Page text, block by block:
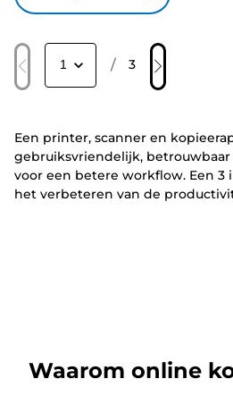
/ 3
Een printer, scanner en
gebruiksvriendelijk,
voor een betere workflow. Een 3
het verbeteren van de
Waarom online